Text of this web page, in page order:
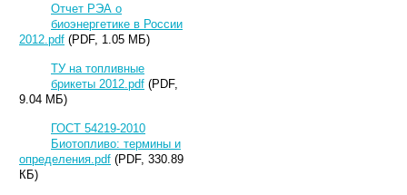
Отчет РЭА о
биоэнергетике в России
2012.pdf (PDF, 1.05 МБ)
ТУ на топливные
брикеты 2012.pdf (PDF,
9.04 МБ)
ГОСТ 54219-2010
Биотопливо: термины и
определения.pdf (PDF, 330.89
КБ)